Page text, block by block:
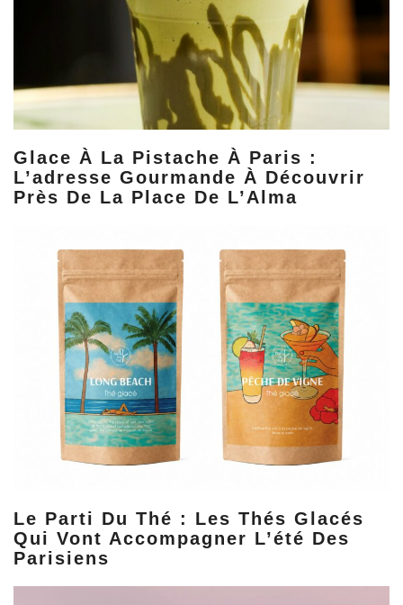
Glace À La Pistache À Paris :
L’adresse Gourmande À Découvrir
Près De La Place De L’Alma
Le Parti Du Thé : Les Thés Glacés
Qui Vont Accompagner L’été Des
Parisiens